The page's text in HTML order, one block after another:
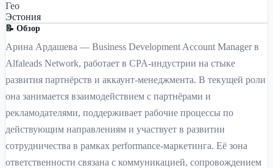
Гео
Эстония
📝 Обзор
Арина Ардашева — Business Development Account Manager в
Alfaleads Network, работает в CPA-индустрии на стыке
развития партнёрств и аккаунт-менеджмента. В текущей роли
она занимается взаимодействием с партнёрами и
рекламодателями, поддерживает рабочие процессы по
действующим направлениям и участвует в развитии
сотрудничества в рамках performance-маркетинга. Её зона
ответственности связана с коммуникацией, сопровождением